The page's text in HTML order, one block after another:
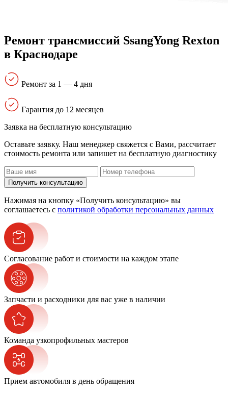
Ремонт трансмиссий SsangYong Rexton
в Краснодаре
Ремонт за 1 — 4 дня
Гарантия до 12 месяцев
Заявка на бесплатную консультацию
Оставьте заявку. Наш менеджер свяжется с Вами, расcчитает
стоимость ремонта или запишет на бесплатную диагностику
Получить консультацию
Нажимая на кнопку «Получить консультацию» вы
соглашаетесь с политикой обработки персональных данных
Согласование работ и стоимости на каждом этапе
Запчасти и расходники для вас уже в наличии
Команда узкопрофильных мастеров
Прием автомобиля в день обращения